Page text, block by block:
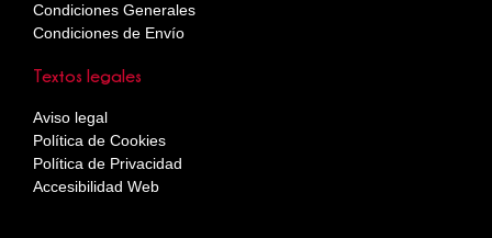
Condiciones Generales
Condiciones de Envío
Textos legales
Aviso legal
Política de Cookies
Política de Privacidad
Accesibilidad Web